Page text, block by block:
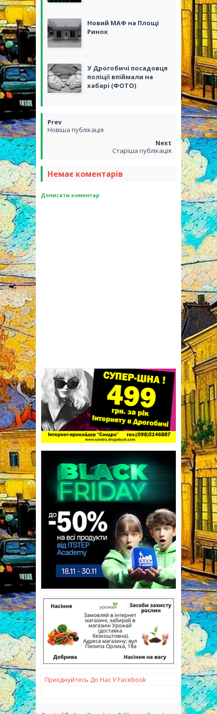
Новий МАФ на Площі
Ринок
У Дрогобичі посадовця
поліції впіймали на
хабарі (ФОТО)
Новіша публікація
Старіша публікація
Немає коментарів
Дописати коментар
Приєднуйтесь До Нас У Facebook